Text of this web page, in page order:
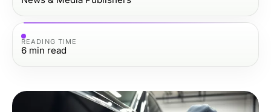
READING TIME
6 min read